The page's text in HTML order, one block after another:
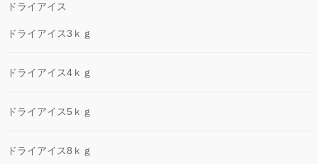
ドライアイス
ドライアイス3ｋｇ
ドライアイス4ｋｇ
ドライアイス5ｋｇ
ドライアイス8ｋｇ